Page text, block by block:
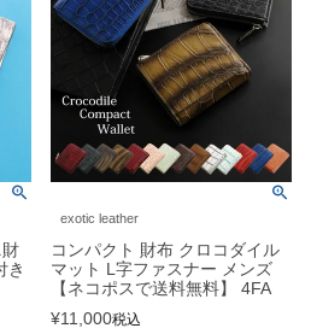
き
exotic leather
コンパクト 財布 クロコダイル
マット L字ファスナー メンズ
【ネコポスで送料無料】 4FA
¥11,000税込